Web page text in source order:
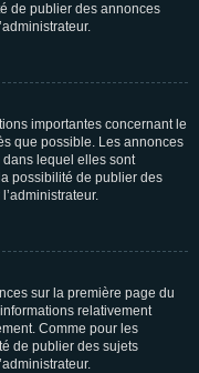
de publier des annonces
importantes concernant le
que possible. Les annonces
lequel elles sont
possibilité de publier des
sur la première page du
relativement
Comme pour les
de publier des sujets